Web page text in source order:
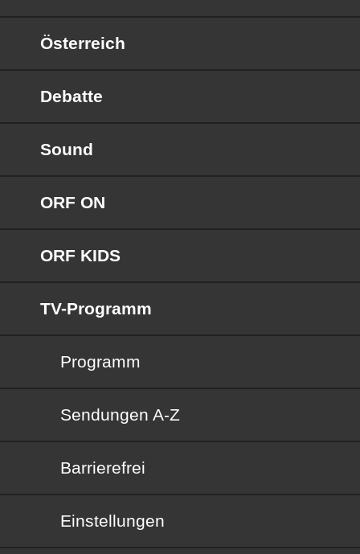
Österreich
Debatte
Sound
ORF ON
ORF KIDS
TV-Programm
Programm
Sendungen von A bis Z
Sendungen A-Z
Barrierefrei
Barrierefrei
Einstellungen